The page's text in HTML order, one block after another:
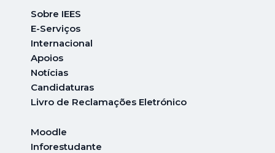
Sobre IEES
E-Serviços
Internacional
Apoios
Notícias
Candidaturas
Livro de Reclamações Eletrónico
Moodle
Inforestudante